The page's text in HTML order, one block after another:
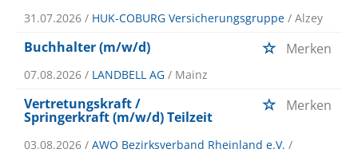
31.07.2026 / HUK-COBURG Versicherungsgruppe / Alzey
Buchhalter (m/w/d) Merken
07.08.2026 / LANDBELL AG / Mainz
Vertretungskraft /
Springerkraft (m/w/d) Teilzeit
Merken
03.08.2026 / AWO Bezirksverband Rheinland e.V. /